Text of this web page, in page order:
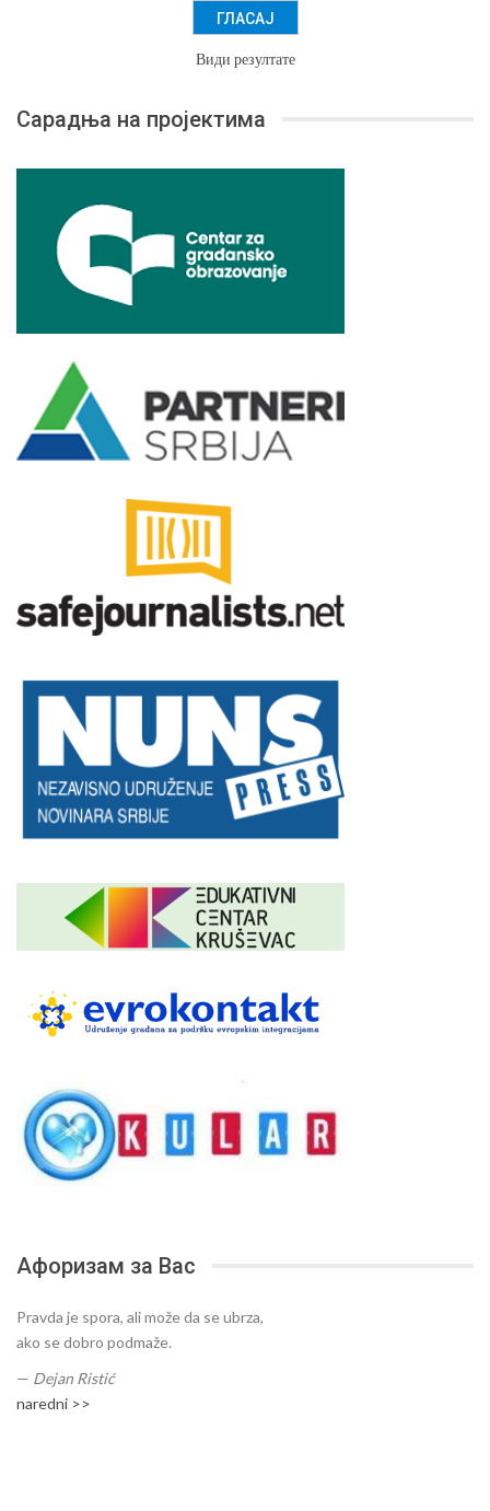
Види резултате
Сарадња на пројектима
Афоризам за Вас
Pravda je spora, ali može da se ubrza,
ako se dobro podmaže.
— Dejan Ristić
naredni >>